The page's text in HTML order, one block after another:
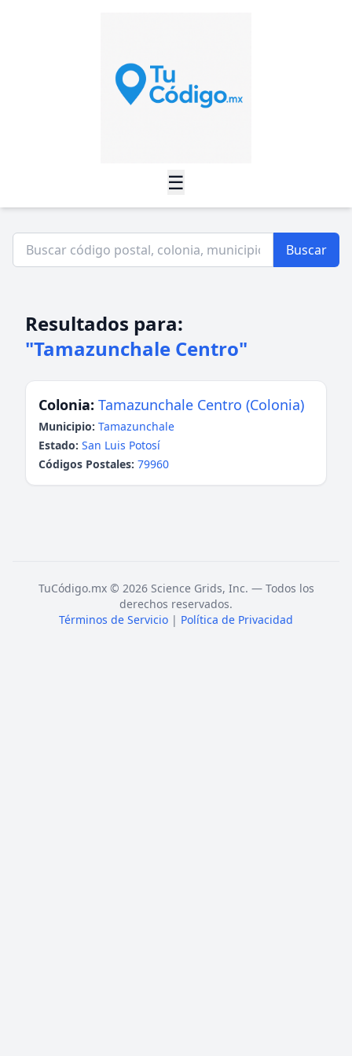
☰
Buscar
Resultados para:
"Tamazunchale Centro"
Colonia: Tamazunchale Centro (Colonia)
Municipio: Tamazunchale
Estado: San Luis Potosí
Códigos Postales: 79960
TuCódigo.mx © 2026 Science Grids, Inc. — Todos los
derechos reservados.
Términos de Servicio | Política de Privacidad